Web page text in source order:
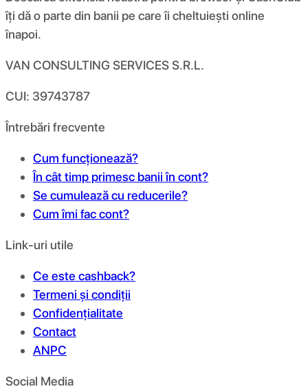
îți dă o parte din banii pe care îi cheltuiești online
înapoi.
VAN CONSULTING SERVICES S.R.L.
CUI: 39743787
Întrebări frecvente
Cum funcționează?
În cât timp primesc banii în cont?
Se cumulează cu reducerile?
Cum îmi fac cont?
Link-uri utile
Ce este cashback?
Termeni și condiții
Confidențialitate
Contact
ANPC
Social Media